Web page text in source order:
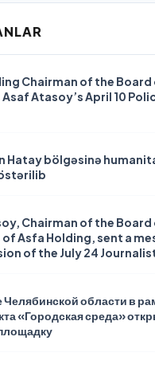
Chairman of the Board
Atasoy’s April 10
Hatay bölgəsinə
Chairman of the Board
Asfa Holding, sent a
of the July 24
Челябинской области в
«Городская среда»